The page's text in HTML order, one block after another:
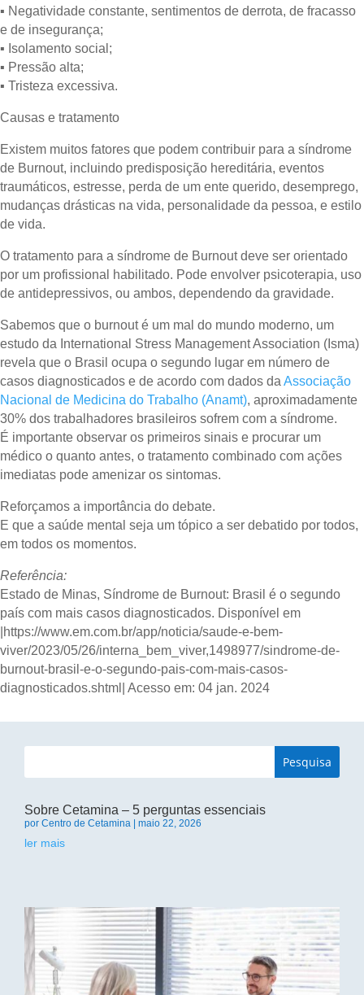
▪ Negatividade constante, sentimentos de derrota, de fracasso
e de insegurança;
▪ Isolamento social;
▪ Pressão alta;
▪ Tristeza excessiva.
Causas e tratamento
Existem muitos fatores que podem contribuir para a síndrome
de Burnout, incluindo predisposição hereditária, eventos
traumáticos, estresse, perda de um ente querido, desemprego,
mudanças drásticas na vida, personalidade da pessoa, e estilo
de vida.
O tratamento para a síndrome de Burnout deve ser orientado
por um profissional habilitado. Pode envolver psicoterapia, uso
de antidepressivos, ou ambos, dependendo da gravidade.
Sabemos que o burnout é um mal do mundo moderno, um
estudo da International Stress Management Association (Isma)
revela que o Brasil ocupa o segundo lugar em número de
casos diagnosticados e de acordo com dados da Associação
Nacional de Medicina do Trabalho (Anamt), aproximadamente
30% dos trabalhadores brasileiros sofrem com a síndrome.
É importante observar os primeiros sinais e procurar um
médico o quanto antes, o tratamento combinado com ações
imediatas pode amenizar os sintomas.
Reforçamos a importância do debate.
E que a saúde mental seja um tópico a ser debatido por todos,
em todos os momentos.
Referência:
Estado de Minas, Síndrome de Burnout: Brasil é o segundo
país com mais casos diagnosticados. Disponível em
|https://www.em.com.br/app/noticia/saude-e-bem-
viver/2023/05/26/interna_bem_viver,1498977/sindrome-de-
burnout-brasil-e-o-segundo-pais-com-mais-casos-
diagnosticados.shtml| Acesso em: 04 jan. 2024
Sobre Cetamina – 5 perguntas essenciais
por Centro de Cetamina maio 22, 2026
ler mais